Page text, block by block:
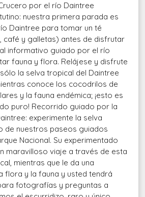
por el río Daintree
nuestra primera parada es
Daintree para tomar un té
café y galletas) antes de disfrutar
informativo guiado por el río
fauna y flora. Relájese y disfrute
la selva tropical del Daintree
conoce los cocodrilos de
y la fauna endémica; ¡esto es
puro! Recorrido guiado por la
experimente la selva
de nuestros paseos guiados
Nacional. Su experimentado
maravilloso viaje a través de esta
mientras que le da una
flora y la fauna y usted tendrá
fotografías y preguntas a